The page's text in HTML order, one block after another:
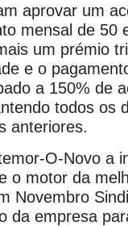
aprovar um
mensal de 50
um prémio
e o
a 150% de
todos os
anteriores.
O-Novo a
o motor da
Novembro
da empresa